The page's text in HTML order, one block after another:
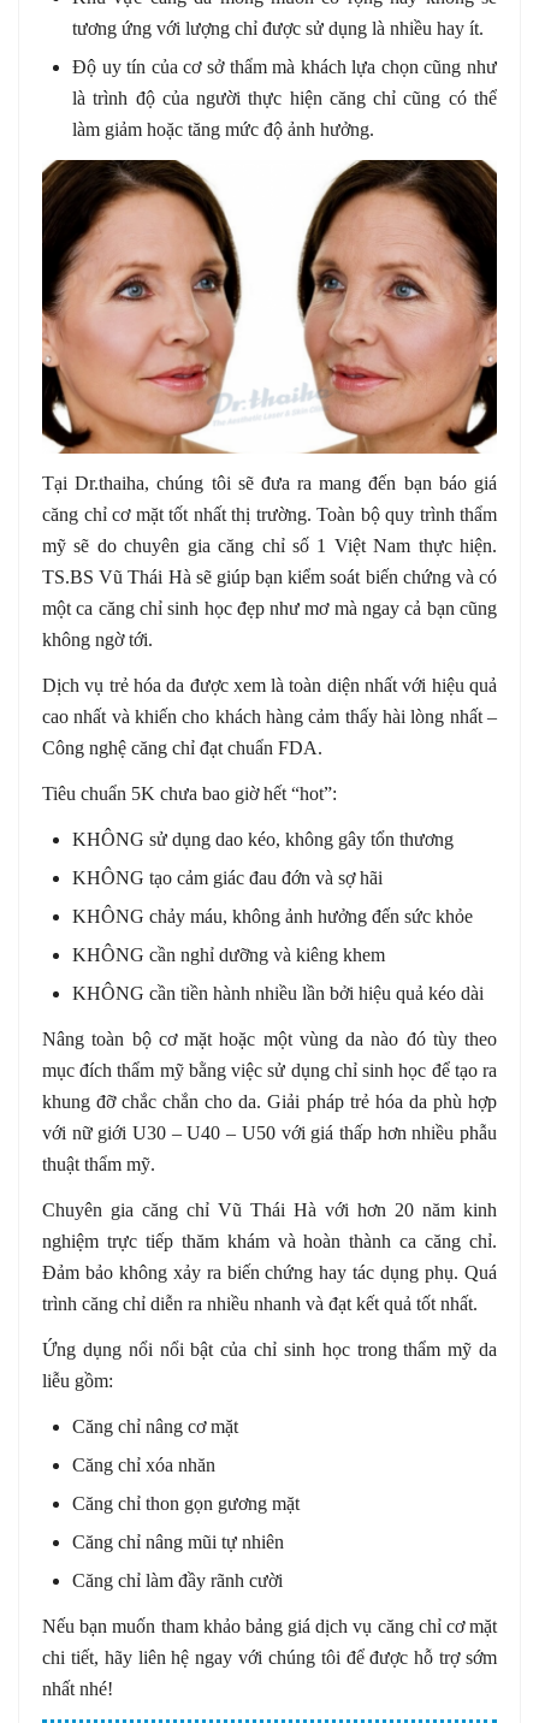
tương ứng với lượng chỉ được sử dụng là nhiều hay ít.
Độ uy tín của cơ sở thẩm mà khách lựa chọn cũng như
là trình độ của người thực hiện căng chỉ cũng có thể
làm giảm hoặc tăng mức độ ảnh hưởng.
Tại Dr.thaiha, chúng tôi sẽ đưa ra mang đến bạn báo giá
căng chỉ cơ mặt tốt nhất thị trường. Toàn bộ quy trình thẩm
mỹ sẽ do chuyên gia căng chỉ số 1 Việt Nam thực hiện.
TS.BS Vũ Thái Hà sẽ giúp bạn kiểm soát biến chứng và có
một ca căng chỉ sinh học đẹp như mơ mà ngay cả bạn cũng
không ngờ tới.
Dịch vụ trẻ hóa da được xem là toàn diện nhất với hiệu quả
cao nhất và khiến cho khách hàng cảm thấy hài lòng nhất –
Công nghệ căng chỉ đạt chuẩn FDA.
Tiêu chuẩn 5K chưa bao giờ hết “hot”:
KHÔNG sử dụng dao kéo, không gây tổn thương
KHÔNG tạo cảm giác đau đớn và sợ hãi
KHÔNG chảy máu, không ảnh hưởng đến sức khỏe
KHÔNG cần nghỉ dưỡng và kiêng khem
KHÔNG cần tiền hành nhiều lần bởi hiệu quả kéo dài
Nâng toàn bộ cơ mặt hoặc một vùng da nào đó tùy theo
mục đích thẩm mỹ bằng việc sử dụng chỉ sinh học để tạo ra
khung đỡ chắc chắn cho da. Giải pháp trẻ hóa da phù hợp
với nữ giới U30 – U40 – U50 với giá thấp hơn nhiều phẫu
thuật thẩm mỹ.
Chuyên gia căng chỉ Vũ Thái Hà với hơn 20 năm kinh
nghiệm trực tiếp thăm khám và hoàn thành ca căng chỉ.
Đảm bảo không xảy ra biến chứng hay tác dụng phụ. Quá
trình căng chỉ diễn ra nhiều nhanh và đạt kết quả tốt nhất.
Ứng dụng nổi nổi bật của chỉ sinh học trong thẩm mỹ da
liễu gồm:
Căng chỉ nâng cơ mặt
Căng chỉ xóa nhăn
Căng chỉ thon gọn gương mặt
Căng chỉ nâng mũi tự nhiên
Căng chỉ làm đầy rãnh cười
Nếu bạn muốn tham khảo bảng giá dịch vụ căng chỉ cơ mặt
chi tiết, hãy liên hệ ngay với chúng tôi để được hỗ trợ sớm
nhất nhé!